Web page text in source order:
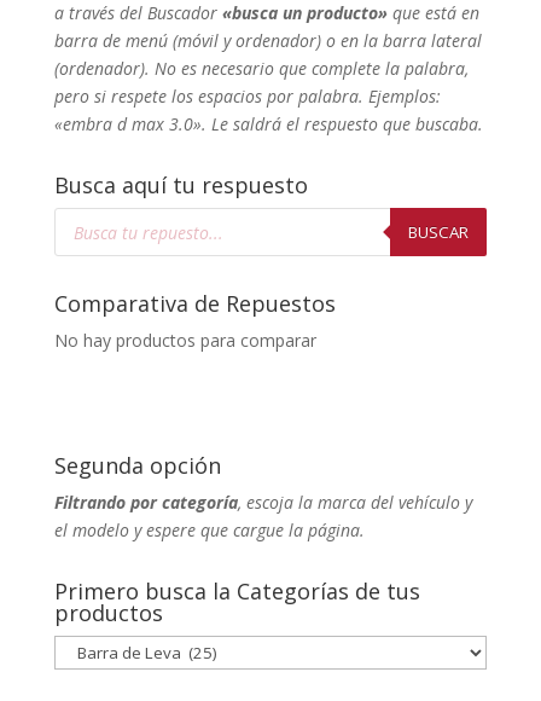
a través del Buscador«busca un producto»que está en
barra de menú (móvil y ordenador) o en la barra lateral
(ordenador). Noes necesario que complete la palabra,
pero si respete los espacios por palabra. Ejemplos:
«embra d max 3.0». Le saldrá el respuesto que buscaba.
Busca aquí tu respuesto
Búsqueda
BUSCAR
Comparativa de Repuestos
No hay productos para comparar
Segunda opción
Filtrando por categoría, escoja la marca del vehículo y
el modelo y espere que cargue la página.
Primero busca la Categorías de tus
productos